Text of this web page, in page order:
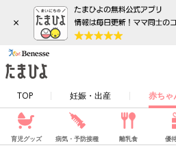
×
TOP 妊娠・出産 赤ちゃ
育児グッズ 病気・予防接種 離乳食 優